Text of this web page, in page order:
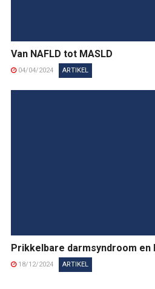
Van NAFLD tot MASLD
04/04/2024 ARTIKEL
Prikkelbare darmsyndroom en
18/12/2024 ARTIKEL